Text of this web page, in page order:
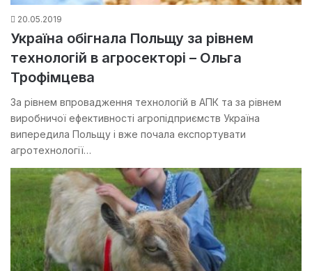
20.05.2019
Україна обігнала Польщу за рівнем
технологій в агросекторі – Ольга
Трофімцева
За рівнем впровадження технологій в АПК та за рівнем
виробничої ефективності агропідприємств Україна
випередила Польщу і вже почала експортувати
агротехнології…